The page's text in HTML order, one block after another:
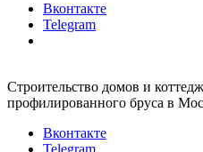
Вконтакте
Telegram
Строительство домов и
профилированного бруса в
Вконтакте
Telegram